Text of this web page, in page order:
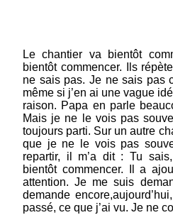
Nouveauté
Robelin Imane : Le
Denis
Le chantier va bientôt
bientôt commencer. Ils
ne sais pas. Je ne sais pas
même si j’en ai une vague
raison. Papa en parle
Mais je ne le vois pas
toujours parti. Sur un autre
que je ne le vois pas
repartir, il m’a dit : Tu
bientôt commencer. Il a
attention. Je me suis
demande
passé, ce que j’ai vu. Je ne